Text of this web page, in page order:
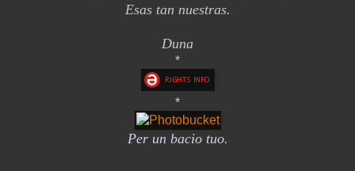
Esas tan nuestras.
Duna
*
*
Per un bacio tuo.